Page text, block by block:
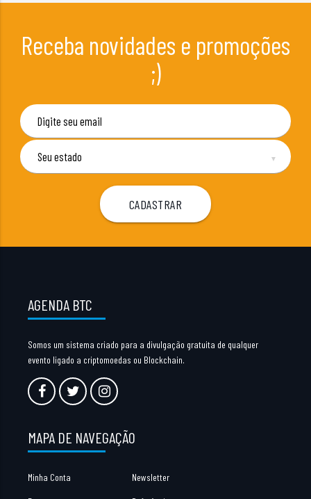
Receba novidades e promoções
;)
▼
AGENDA BTC
Somos um sistema criado para a divulgação gratuita de qualquer
evento ligado a criptomoedas ou Blockchain.
MAPA DE NAVEGAÇÃO
Minha Conta Newsletter